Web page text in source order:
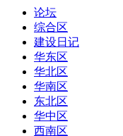
论坛
综合区
建设日记
华东区
华北区
华南区
东北区
华中区
西南区